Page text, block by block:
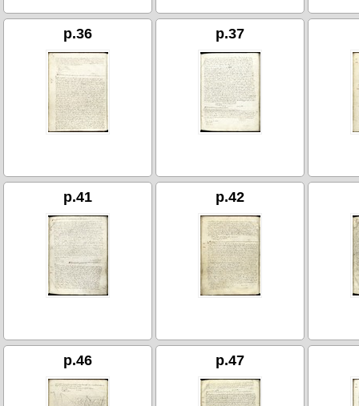
p.36 p.37
p.41 p.42
p.46 p.47